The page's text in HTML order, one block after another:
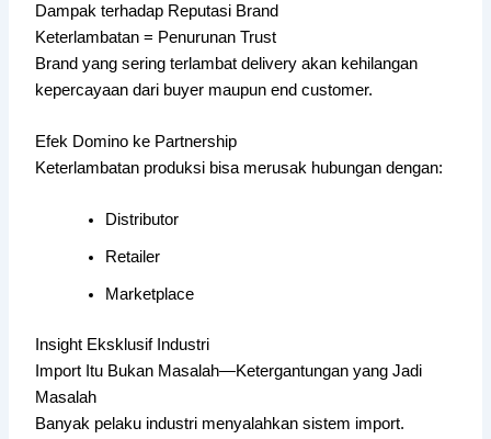
Dampak terhadap Reputasi Brand
Keterlambatan = Penurunan Trust
Brand yang sering terlambat delivery akan kehilangan
kepercayaan dari buyer maupun end customer.
Efek Domino ke Partnership
Keterlambatan produksi bisa merusak hubungan dengan:
Distributor
Retailer
Marketplace
Insight Eksklusif Industri
Import Itu Bukan Masalah—Ketergantungan yang Jadi
Masalah
Banyak pelaku industri menyalahkan sistem import.